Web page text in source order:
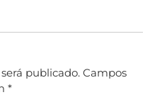
publicado. Campos
*